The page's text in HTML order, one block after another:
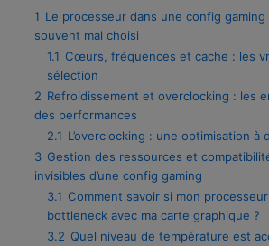
1 Le processeur dans une config
souvent mal choisi
1.1 Cœurs, fréquences et cache : les
sélection
2 Refroidissement et overclocking : les
des performances
2.1 L’overclocking : une optimisation à
3 Gestion des ressources et
invisibles d’une config gaming
3.1 Comment savoir si mon
bottleneck avec ma carte graphique ?
3.2 Quel niveau de température est